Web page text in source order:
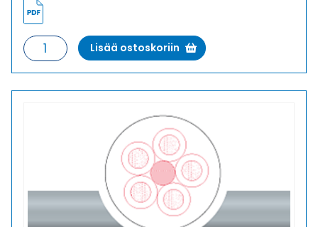
Ohjauskaapeli
ÖPVC-
JB
Lisää ostoskoriin